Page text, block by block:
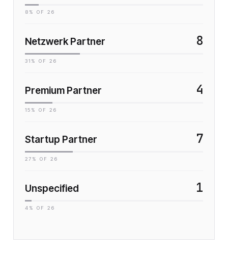
8 % OF 26
Netzwerk Partner 8
31 % OF 26
Premium Partner 4
15 % OF 26
Startup Partner 7
27 % OF 26
Unspecified 1
4 % OF 26